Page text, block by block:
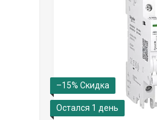
–15%
Остался 1 день